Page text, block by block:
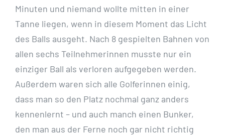
Minuten und niemand wollte mitten in einer
Tanne liegen, wenn in diesem Moment das Licht
des Balls ausgeht. Nach 8 gespielten Bahnen von
allen sechs Teilnehmerinnen musste nur ein
einziger Ball als verloren aufgegeben werden.
Außerdem waren sich alle Golferinnen einig,
dass man so den Platz nochmal ganz anders
kennenlernt – und auch manch einen Bunker,
den man aus der Ferne noch gar nicht richtig